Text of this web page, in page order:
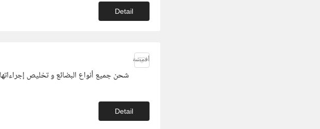
Detail
أقمشة
شحن جميع أنواع البضائع و تخليص إجراءاتها
Detail